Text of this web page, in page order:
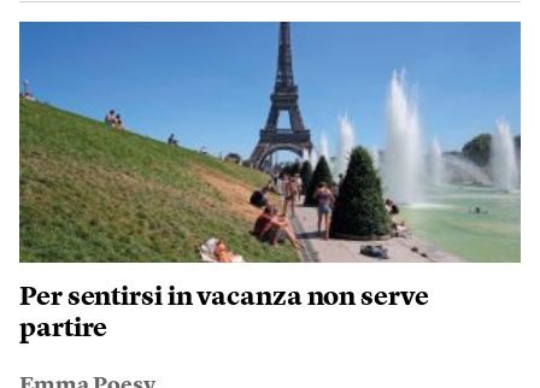
Per sentirsi in vacanza non serve
partire